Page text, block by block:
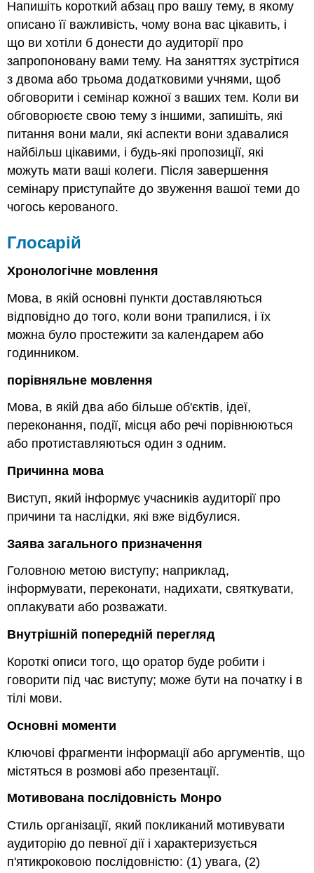
Напишіть короткий абзац про вашу тему, в якому
описано її важливість, чому вона вас цікавить, і
що ви хотіли б донести до аудиторії про
запропоновану вами тему. На заняттях зустрітися
з двома або трьома додатковими учнями, щоб
обговорити і семінар кожної з ваших тем. Коли ви
обговорюєте свою тему з іншими, запишіть, які
питання вони мали, які аспекти вони здавалися
найбільш цікавими, і будь-які пропозиції, які
можуть мати ваші колеги. Після завершення
семінару приступайте до звуження вашої теми до
чогось керованого.
Глосарій
Хронологічне мовлення
Мова, в якій основні пункти доставляються
відповідно до того, коли вони трапилися, і їх
можна було простежити за календарем або
годинником.
порівняльне мовлення
Мова, в якій два або більше об'єктів, ідеї,
переконання, події, місця або речі порівнюються
або протиставляються один з одним.
Причинна мова
Виступ, який інформує учасників аудиторії про
причини та наслідки, які вже відбулися.
Заява загального призначення
Головною метою виступу; наприклад,
інформувати, переконати, надихати, святкувати,
оплакувати або розважати.
Внутрішній попередній перегляд
Короткі описи того, що оратор буде робити і
говорити під час виступу; може бути на початку і в
тілі мови.
Основні моменти
Ключові фрагменти інформації або аргументів, що
містяться в розмові або презентації.
Мотивована послідовність Монро
Стиль організації, який покликаний мотивувати
аудиторію до певної дії і характеризується
п'ятикроковою послідовністю: (1) увага, (2)